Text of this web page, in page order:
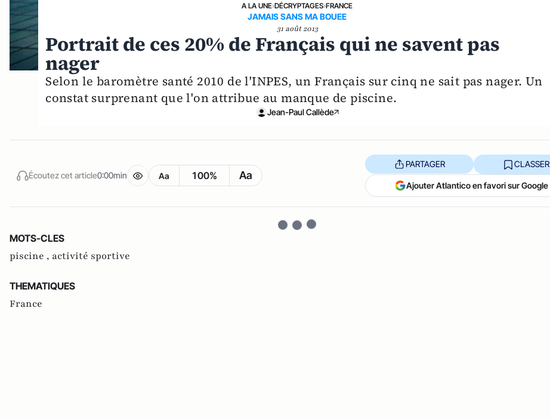
A LA UNE›DÉCRYPTAGES›FRANCE
JAMAIS SANS MA BOUEE
31 août 2013
Portrait de ces 20% de Français qui ne savent pas
nager
Selon le baromètre santé 2010 de l'INPES, un Français sur cinq ne sait pas nager. Un
constat surprenant que l'on attribue au manque de piscine.
Jean-Paul Callède
Écoutez cet article0:00min Aa 100% Aa
PARTAGER CLASSER
Ajouter Atlantico en favori sur Google
MOTS-CLES
piscine , activité sportive
THEMATIQUES
France